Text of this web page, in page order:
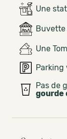
Une
Une
Pas de
gourde